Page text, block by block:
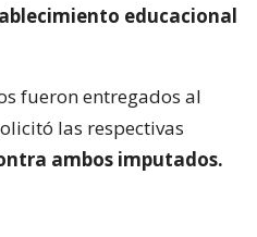
educacional
fueron entregados al
las respectivas
ambos imputados.